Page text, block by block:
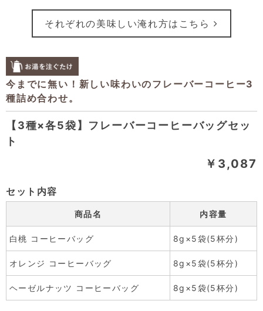
【3種×各5袋】フレーバーコーヒーバッグセッ
ト
￥3,087
セット内容
商品名 内容量
白桃 コーヒーバッグ 8g×5袋(5杯分)
オレンジ コーヒーバッグ 8g×5袋(5杯分)
ヘーゼルナッツ コーヒーバッグ 8g×5袋(5杯分)
それぞれの美味しい淹れ方はこちら